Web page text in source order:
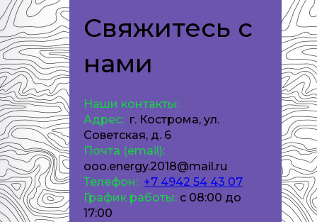
Свяжитесь с
нами
Наши контакты:
Адрес: г. Кострома, ул.
Советская, д. 6
Почта (email):
ooo.energy.2018@mail.ru
Телефон: +7 4942 54 43 07
График работы: с 08:00 до
17:00